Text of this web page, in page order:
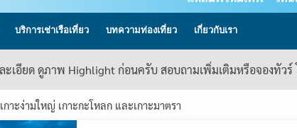
บริการเช่าเรือเที่ยว บทความท่องเที่ยว เกี่ยวกับเรา
เอียด ดูภาพ Highlight ก่อนครับ สอบถามเพิ่มเติมหรือจองทัว
ะง่ามใหญ่ เกาะกะโหลก และเกาะมาตรา